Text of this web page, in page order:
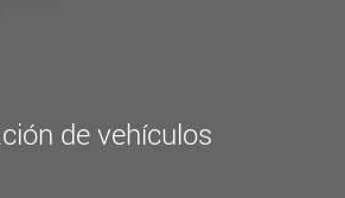
de vehículos